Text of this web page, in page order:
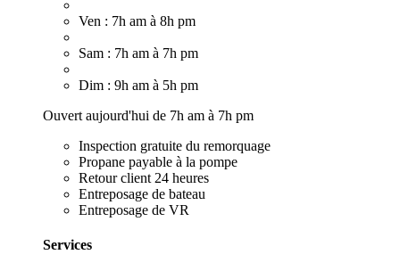
Ven : 7h am à 8h pm
Sam : 7h am à 7h pm
Dim : 9h am à 5h pm
Ouvert aujourd'hui de 7h am à 7h pm
Inspection gratuite du remorquage
Propane payable à la pompe
Retour client 24 heures
Entreposage de bateau
Entreposage de VR
Services